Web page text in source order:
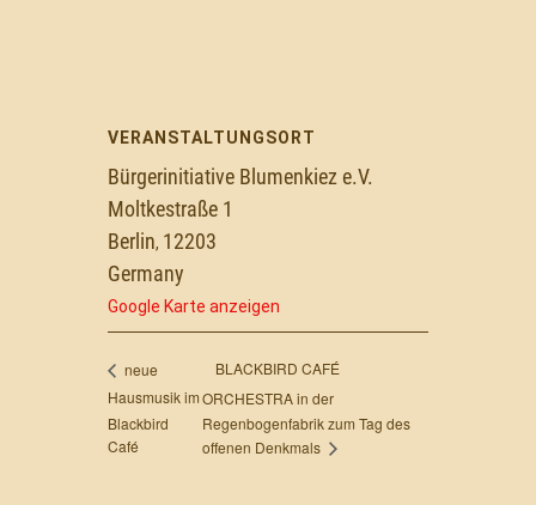
VERANSTALTUNGSORT
Bürgerinitiative Blumenkiez e.V.
Moltkestraße 1
Berlin, 12203
Germany
Google Karte anzeigen
neue
Hausmusik im
Blackbird
Café
BLACKBIRD CAFÉ
ORCHESTRA in der
Regenbogenfabrik zum Tag des
offenen Denkmals